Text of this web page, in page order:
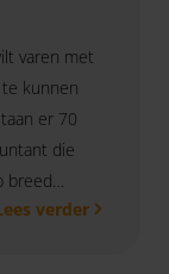
varen met
kunnen
er 70
die
breed
team van
verder